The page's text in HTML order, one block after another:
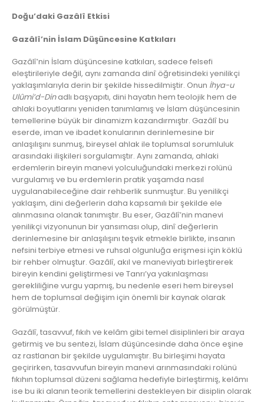
Doğu’daki Gazâlî Etkisi
Gazâlî’nin İslam Düşüncesine Katkıları
Gazâlî’nin İslam düşüncesine katkıları, sadece felsefi
eleştirileriyle değil, aynı zamanda dinî öğretisindeki yenilikçi
yaklaşımlarıyla derin bir şekilde hissedilmiştir. Onun İhya-u
Ulûmi’d-Dinadlı başyapıtı, dini hayatın hem teolojik hem de
ahlaki boyutlarını yeniden tanımlamış ve İslam düşüncesinin
temellerine büyük bir dinamizm kazandırmıştır. Gazâlî bu
eserde, iman ve ibadet konularının derinlemesine bir
anlaşılışını sunmuş, bireysel ahlak ile toplumsal sorumluluk
arasındaki ilişkileri sorgulamıştır. Aynı zamanda, ahlaki
erdemlerin bireyin manevi yolculuğundaki merkezi rolünü
vurgulamış ve bu erdemlerin pratik yaşamda nasıl
uygulanabileceğine dair rehberlik sunmuştur. Bu yenilikçi
yaklaşım, dini değerlerin daha kapsamılı bir şekilde ele
alınmasına olanak tanımıştır. Bu eser, Gazâlî’nin manevi
yenilikçi vizyonunun bir yansıması olup, dinî değerlerin
derinlemesine bir anlaşılışını teşvik etmekle birlikte, insanın
nefsini terbiye etmesi ve ruhsal olgunluğa erişmesi için köklü
bir rehber olmuştur. Gazâlî, akıl ve maneviyatı birleştirerek
bireyin kendini geliştirmesi ve Tanrı’ya yakınlaşması
gerekliliğine vurgu yapmış, bu nedenle eseri hem bireysel
hem de toplumsal değişim için önemli bir kaynak olarak
görülmüştür.
Gazâlî, tasavvuf, fıkıh ve kelâm gibi temel disiplinleri bir araya
getirmiş ve bu sentezi, İslam düşüncesinde daha önce eşine
az rastlanan bir şekilde uygulamıştır. Bu birleşimi hayata
geçirirken, tasavvufun bireyin manevi arınmasındaki rolünü
fıkıhın toplumsal düzeni sağlama hedefiyle birleştirmiş, kelâmı
ise bu iki alanın teorik temellerini destekleyen bir disiplin olarak